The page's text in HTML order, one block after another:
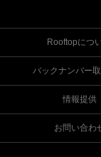
Rooftopにつ
バックナンバー
情報提供
お問い合わ